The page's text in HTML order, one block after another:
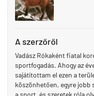
A szerzőről
Vadász Rókaként fiatal
sportfogadás. Ahogy az
sajátítottam el ezen a
köszönhetően, egyre jobb